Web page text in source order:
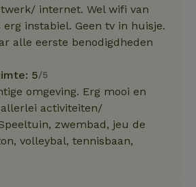
internet. Wel wifi van
instabiel. Geen tv in huisje.
alle eerste benodigdheden
5/5
omgeving. Erg mooi en
activiteiten/
zwembad, jeu de
volleybal, tennisbaan,